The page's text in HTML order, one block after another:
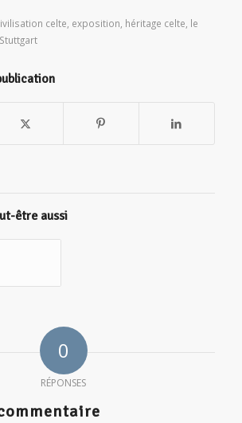
celte exposition héritage celte le
Stuttgart
être aussi
0
RÉPONSES